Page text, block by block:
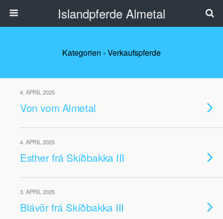
Islandpferde Almetal
Kategorien › Verkaufspferde
4. APRIL 2025
Von vom Almetal
4. APRIL 2025
Esther frá Skíðbakka III
3. APRIL 2025
Blávör frá Skíðbakka III